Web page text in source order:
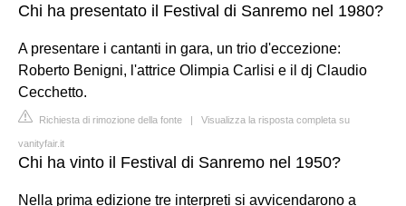
Chi ha presentato il Festival di Sanremo nel 1980?
A presentare i cantanti in gara, un trio d'eccezione:
Roberto Benigni, l'attrice Olimpia Carlisi e il dj Claudio
Cecchetto.
Richiesta di rimozione della fonte | Visualizza la risposta completa su
vanityfair.it
Chi ha vinto il Festival di Sanremo nel 1950?
Nella prima edizione tre interpreti si avvicendarono a